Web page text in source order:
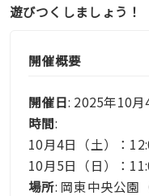
遊びつくしましょう！
開催概要
開催日: 2025年10月
時間:
10月4日（土）：
10月5日（日）：
場所: 岡東中央公園